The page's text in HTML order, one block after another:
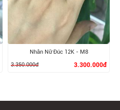
Nhẫn Nữ Đúc 12K - M8
3.350.000đ
3.300.000đ